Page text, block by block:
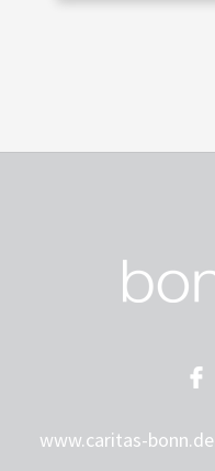
www.caritas-bonn.de